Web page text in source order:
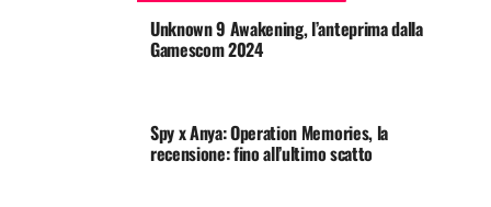
Unknown 9 Awakening, l’anteprima dalla
Gamescom 2024
Spy x Anya: Operation Memories, la
recensione: fino all’ultimo scatto